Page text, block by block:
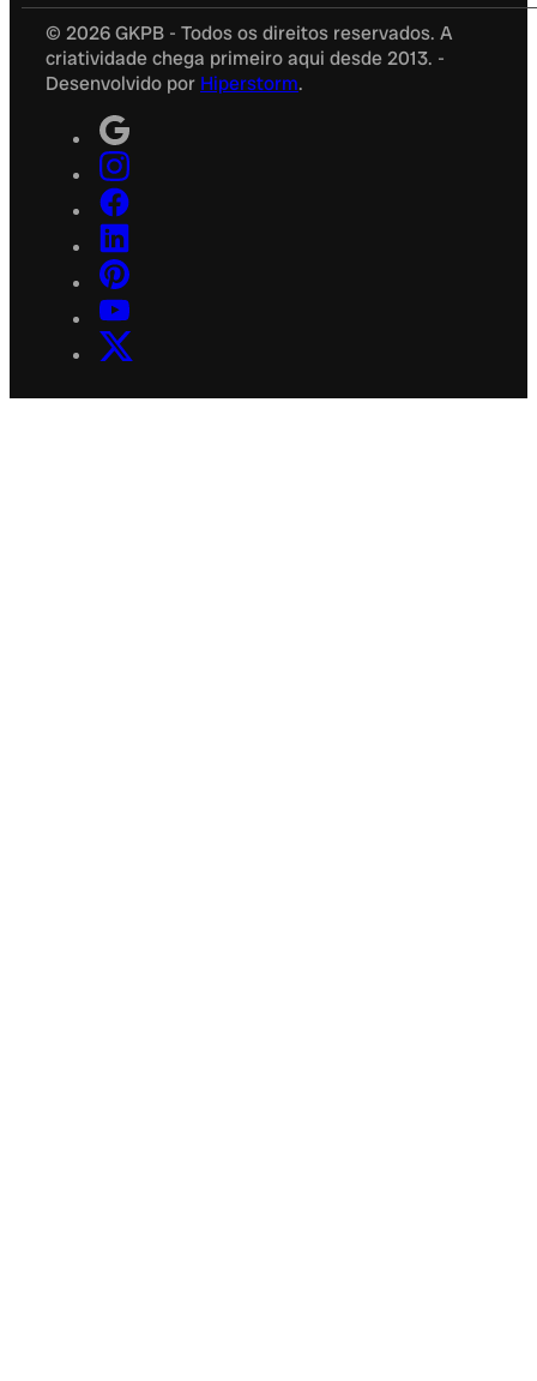
© 2026 GKPB - Todos os direitos reservados. A
criatividade chega primeiro aqui desde 2013. -
Desenvolvido por Hiperstorm.